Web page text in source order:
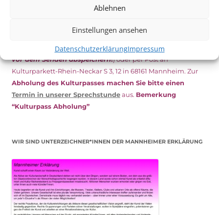
Ablehnen
Einstellungen ansehen
DatenschutzerklärungImpressum
zusammen mit dem
an das Kulturparkett zurück: Per E-Mail
info@kulturparkett-rhein-neckar.de(wichtig: Dokument
vor dem Senden abspeichern!) oder per Post an
Kulturparkett-Rhein-Neckar S 3, 12 in 68161 Mannheim. Zur
Abholung des Kulturpasses machen Sie bitte einen
Termin in unserer Sprechstundeaus. Bemerkung
“Kulturpass Abholung”
WIR SIND UNTERZEICHNER*INNEN DER MANNHEIMER ERKLÄRUNG